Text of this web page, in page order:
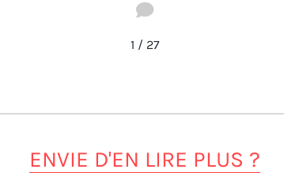
1 / 27
ENVIE D'EN LIRE PLUS ?